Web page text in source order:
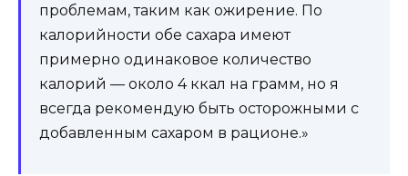
проблемам, таким как ожирение. По
калорийности обе сахара имеют
примерно одинаковое количество
калорий — около 4 ккал на грамм, но я
всегда рекомендую быть осторожными с
добавленным сахаром в рационе.»